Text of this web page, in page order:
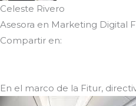
Celeste Rivero
Asesora en Marketing Digital
Compartir en:
En el marco de la Fitur,